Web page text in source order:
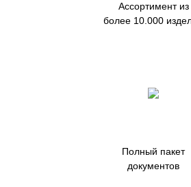
Ассортимент из
более 10.000
Полный пакет
документов